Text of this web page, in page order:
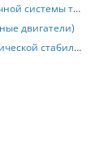
Снятие и установка элементов антиблокировочной системы тормозов (АБС)
двигатели)
Снятие и установка элементов системы динамической стабилизации (ESP)